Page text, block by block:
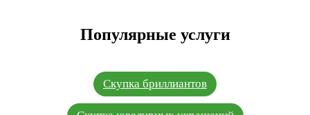
Популярные услуги
Скупка бриллиантов